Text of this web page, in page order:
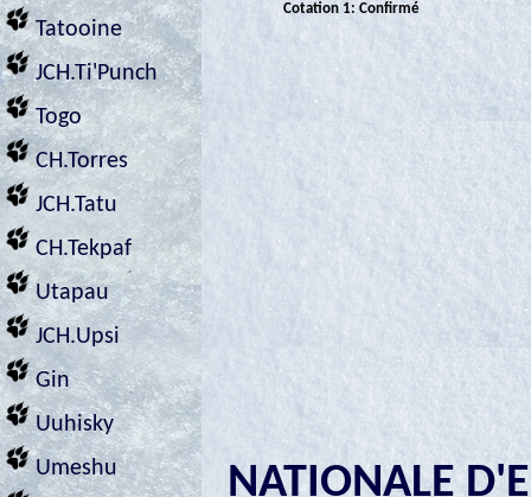
Tatooine
JCH.Ti'Punch
Togo
CH.Torres
JCH.Tatu
CH.Tekpaf
Utapau
JCH.Upsi
Gin
Uuhisky
Umeshu
Cotation 1: Confirmé
NATIONALE